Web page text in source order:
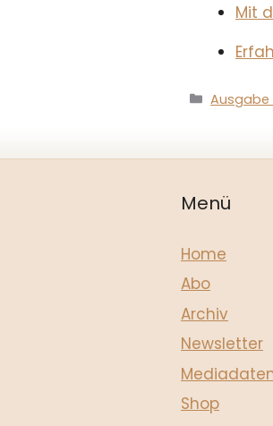
Mit
Ausgabe
Menü
Home
Abo
Archiv
Newsletter
Shop